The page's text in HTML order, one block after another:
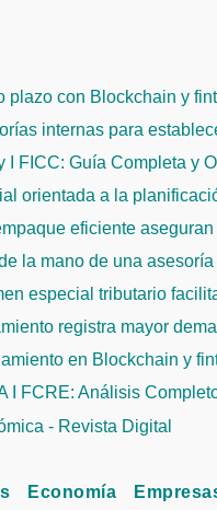
plazo con Blockchain y
internas para
I FICC: Guía Completa y
orientada a la
eficiente
la mano de una
especial tributario
registra mayor
en Blockchain y
I FCRE: Análisis
Economía